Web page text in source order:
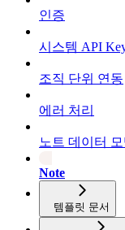
인증
시스템 API
조직 단위 연동
에러 처리
노트 데이터 모
Note
템플릿 문서